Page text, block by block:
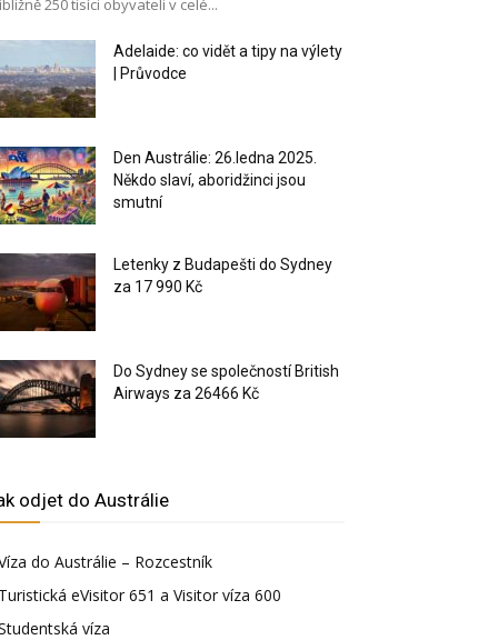
250 tisíci obyvateli v celé...
Adelaide: co vidět a tipy na výlety
| Průvodce
Den Austrálie: 26.ledna 2025.
Někdo slaví, aboridžinci jsou
smutní
Letenky z Budapešti do Sydney
za 17 990 Kč
Do Sydney se společností British
Airways za 26466 Kč
odjet do Austrálie
do Austrálie – Rozcestník
eVisitor 651 a Visitor víza 600
víza